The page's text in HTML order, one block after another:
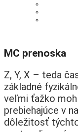
MC prenoska
Z, Y, X – teda
základné
veľmi ťažko
prebiehajúce v
dôležitosť